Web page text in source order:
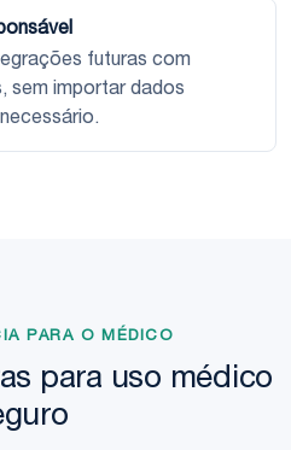
futuras com
sem importar dados
PARA O MÉDICO
para uso médico